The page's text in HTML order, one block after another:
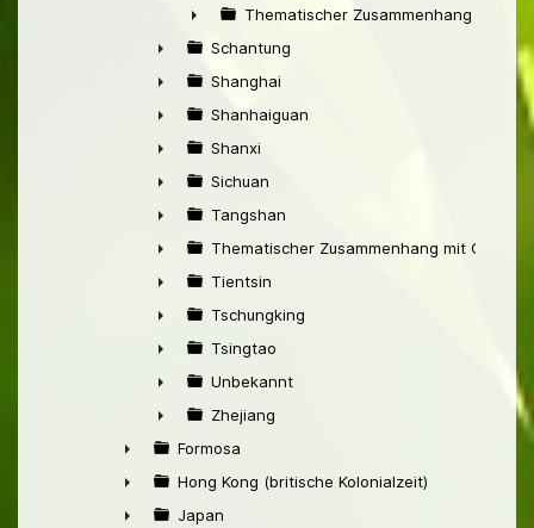
►
Thematischer Zusammenhang mit
►
Schantung
►
Shanghai
►
Shanhaiguan
►
Shanxi
►
Sichuan
►
Tangshan
►
Thematischer Zusammenhang mit China
►
Tientsin
►
Tschungking
►
Tsingtao
►
Unbekannt
►
Zhejiang
►
Formosa
►
Hong Kong (britische Kolonialzeit)
Japan